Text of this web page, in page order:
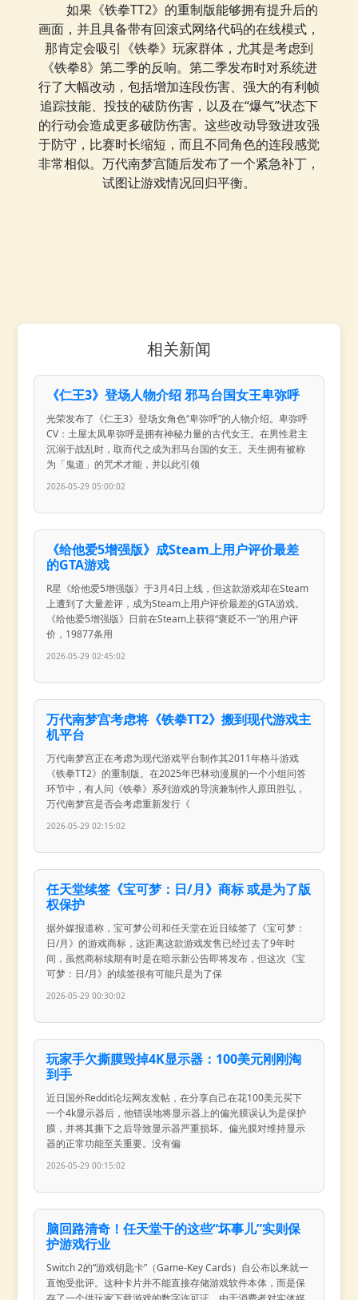
如果《铁拳TT2》的重制版能够拥有提升后的
画面，并且具备带有回滚式网络代码的在线模式，
那肯定会吸引《铁拳》玩家群体，尤其是考虑到
《铁拳8》第二季的反响。第二季发布时对系统进
行了大幅改动，包括增加连段伤害、强大的有利帧
追踪技能、投技的破防伤害，以及在“爆气”状态下
的行动会造成更多破防伤害。这些改动导致进攻强
于防守，比赛时长缩短，而且不同角色的连段感觉
非常相似。万代南梦宫随后发布了一个紧急补丁，
试图让游戏情况回归平衡。
相关新闻
《仁王3》登场人物介绍 邪马台国女王卑弥呼
光荣发布了《仁王3》登场女角色“卑弥呼”的人物介绍。卑弥呼
CV：土屋太凤卑弥呼是拥有神秘力量的古代女王。在男性君主
沉溺于战乱时，取而代之成为邪马台国的女王。天生拥有被称
为「鬼道」的咒术才能，并以此引领
2026-05-29 05:00:02
《给他爱5增强版》成Steam上用户评价最差
的GTA游戏
R星《给他爱5增强版》于3月4日上线，但这款游戏却在Steam
上遭到了大量差评，成为Steam上用户评价最差的GTA游戏。
《给他爱5增强版》日前在Steam上获得“褒贬不一”的用户评
价，19877条用
2026-05-29 02:45:02
万代南梦宫考虑将《铁拳TT2》搬到现代游戏主
机平台
万代南梦宫正在考虑为现代游戏平台制作其2011年格斗游戏
《铁拳TT2》的重制版。在2025年巴林动漫展的一个小组问答
环节中，有人问《铁拳》系列游戏的导演兼制作人原田胜弘，
万代南梦宫是否会考虑重新发行《
2026-05-29 02:15:02
任天堂续签《宝可梦：日/月》商标 或是为了版
权保护
据外媒报道称，宝可梦公司和任天堂在近日续签了《宝可梦：
日/月》的游戏商标，这距离这款游戏发售已经过去了9年时
间，虽然商标续期有时是在暗示新公告即将发布，但这次《宝
可梦：日/月》的续签很有可能只是为了保
2026-05-29 00:30:02
玩家手欠撕膜毁掉4K显示器：100美元刚刚淘
到手
近日国外Reddit论坛网友发帖，在分享自己在花100美元买下
一个4k显示器后，他错误地将显示器上的偏光膜误认为是保护
膜，并将其撕下之后导致显示器严重损坏。偏光膜对维持显示
器的正常功能至关重要。没有偏
2026-05-29 00:15:02
脑回路清奇！任天堂干的这些“坏事儿”实则保
护游戏行业
Switch 2的“游戏钥匙卡”（Game-Key Cards）自公布以来就一
直饱受批评。这种卡片并不能直接存储游戏软件本体，而是保